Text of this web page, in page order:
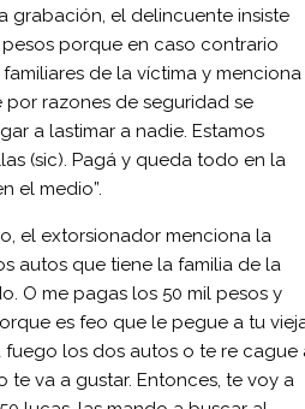
grabación, el delincuente insiste
porque en caso contrario
de la víctima y menciona
razones de seguridad se
a lastimar a nadie. Estamos
(sic). Pagá y queda todo en la
el medio”.
el extorsionador menciona la
autos que tiene la familia de la
O me pagas los 50 mil pesos y
es feo que le pegue a tu
los dos autos o te re cague
te va a gustar. Entonces, te voy a